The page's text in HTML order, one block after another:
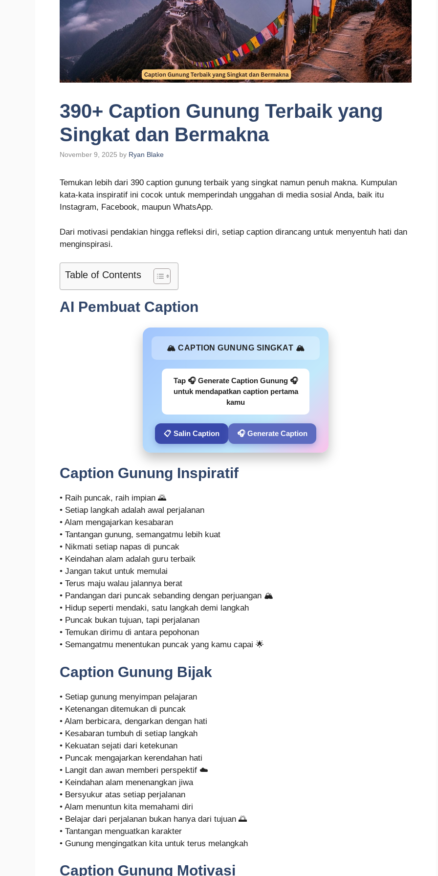
390+ Caption Gunung Terbaik yang
Singkat dan Bermakna
November 9, 2025 by Ryan Blake
Temukan lebih dari 390 caption gunung terbaik yang singkat namun penuh makna. Kumpulan
kata-kata inspiratif ini cocok untuk memperindah unggahan di media sosial Anda, baik itu
Instagram, Facebook, maupun WhatsApp.
Dari motivasi pendakian hingga refleksi diri, setiap caption dirancang untuk menyentuh hati dan
menginspirasi.
Table of Contents
AI Pembuat Caption
🏔️ CAPTION GUNUNG SINGKAT 🏔️
Tap 🎧 Generate Caption Gunung 🎧
untuk mendapatkan caption pertama
kamu
📋 Salin Caption 🎧 Generate Caption
Caption Gunung Inspiratif
• Raih puncak, raih impian 🌄
• Setiap langkah adalah awal perjalanan
• Alam mengajarkan kesabaran
• Tantangan gunung, semangatmu lebih kuat
• Nikmati setiap napas di puncak
• Keindahan alam adalah guru terbaik
• Jangan takut untuk memulai
• Terus maju walau jalannya berat
• Pandangan dari puncak sebanding dengan perjuangan 🏔️
• Hidup seperti mendaki, satu langkah demi langkah
• Puncak bukan tujuan, tapi perjalanan
• Temukan dirimu di antara pepohonan
• Semangatmu menentukan puncak yang kamu capai 🌟
Caption Gunung Bijak
• Setiap gunung menyimpan pelajaran
• Ketenangan ditemukan di puncak
• Alam berbicara, dengarkan dengan hati
• Kesabaran tumbuh di setiap langkah
• Kekuatan sejati dari ketekunan
• Puncak mengajarkan kerendahan hati
• Langit dan awan memberi perspektif ☁️
• Keindahan alam menenangkan jiwa
• Bersyukur atas setiap perjalanan
• Alam menuntun kita memahami diri
• Belajar dari perjalanan bukan hanya dari tujuan 🌅
• Tantangan menguatkan karakter
• Gunung mengingatkan kita untuk terus melangkah
Caption Gunung Motivasi